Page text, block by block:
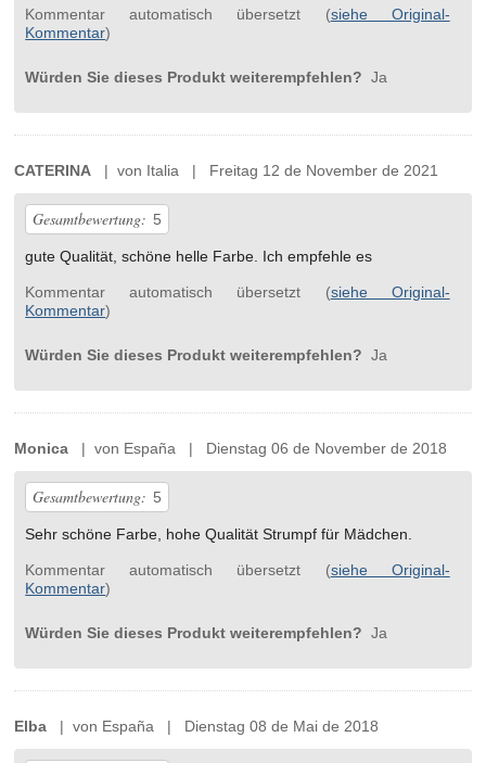
Kommentar automatisch übersetzt (siehe Original-
Kommentar)
Würden Sie dieses Produkt weiterempfehlen? Ja
CATERINA | von Italia | Freitag 12 de November de 2021
Gesamtbewertung: 5
gute Qualität, schöne helle Farbe. Ich empfehle es
Kommentar automatisch übersetzt (siehe Original-
Kommentar)
Würden Sie dieses Produkt weiterempfehlen? Ja
Monica | von España | Dienstag 06 de November de 2018
Gesamtbewertung: 5
Sehr schöne Farbe, hohe Qualität Strumpf für Mädchen.
Kommentar automatisch übersetzt (siehe Original-
Kommentar)
Würden Sie dieses Produkt weiterempfehlen? Ja
Elba | von España | Dienstag 08 de Mai de 2018